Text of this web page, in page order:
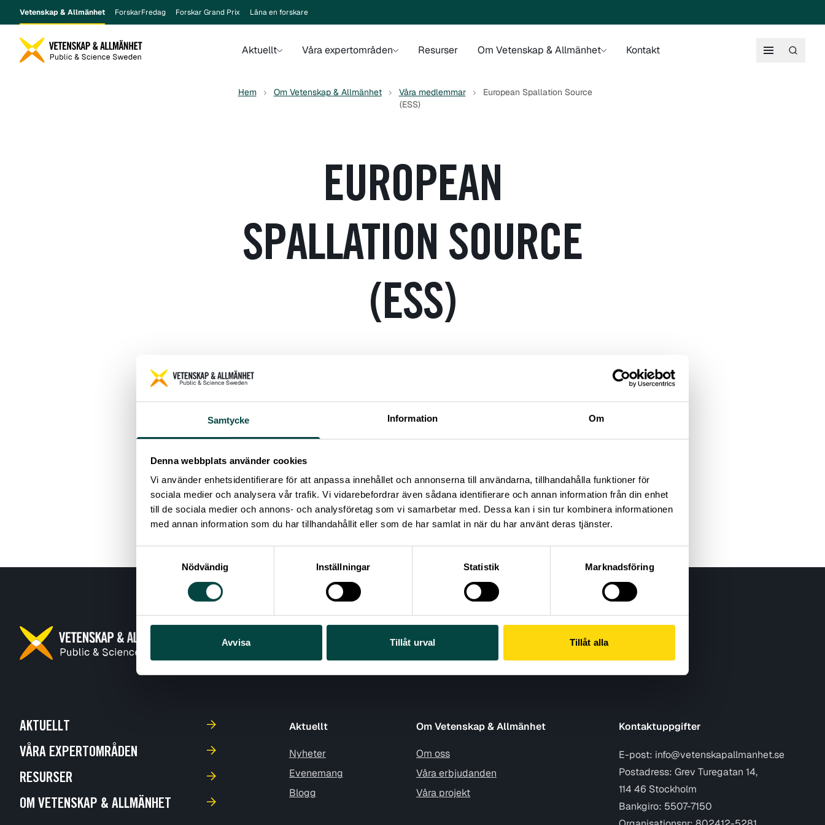
Samtycke Information Om
Denna webbplats använder cookies
Vi använder enhetsidentifierare för att anpassa innehållet och annonserna till användarna, tillhandahålla funktioner för
sociala medier och analysera vår trafik. Vi vidarebefordrar även sådana identifierare och annan information från din enhet
till de sociala medier och annons- och analysföretag som vi samarbetar med. Dessa kan i sin tur kombinera informationen
med annan information som du har tillhandahållit eller som de har samlat in när du har använt deras tjänster.
Nödvändig
Inställningar Statistik Marknadsföring
Avvisa Tillåt urval Tillåt alla
Vetenskap & Allmänhet ForskarFredag Forskar Grand Prix Låna en forskare
Aktuellt Våra expertområden Resurser Om Vetenskap & Allmänhet Kontakt
Hem Om Vetenskap & Allmänhet Våra medlemmar
European Spallation Source
(ESS)
EUROPEAN
SPALLATION SOURCE
(ESS)
Read more
AKTUELLT
VÅRA EXPERTOMRÅDEN
RESURSER
OM VETENSKAP & ALLMÄNHET
Aktuellt
Nyheter
Evenemang
Blogg
Om Vetenskap & Allmänhet
Om oss
Våra erbjudanden
Våra projekt
Kontaktuppgifter
E-post: info@vetenskapallmanhet.se
Postadress: Grev Turegatan 14,
114 46 Stockholm
Bankgiro: 5507-7150